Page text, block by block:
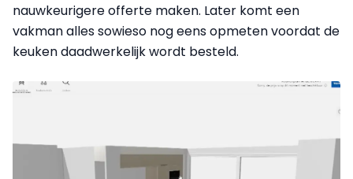
nauwkeurigere offerte maken. Later komt een
vakman alles sowieso nog eens opmeten voordat de
keuken daadwerkelijk wordt besteld.